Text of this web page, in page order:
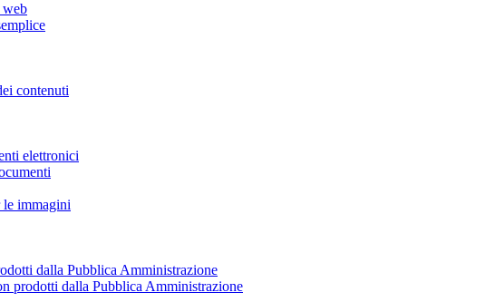
web
contenuti
elettronici
le immagini
dalla Pubblica Amministrazione
prodotti dalla Pubblica Amministrazione